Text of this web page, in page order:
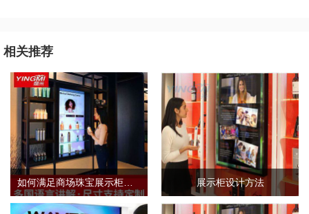
相关推荐
展示柜设计方法